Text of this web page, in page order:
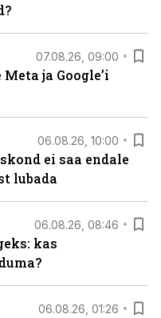
07.08.26, 09:00
ja Google’i
06.08.26, 10:00
ei saa endale
lubada
06.08.26, 08:46
kas
06.08.26, 01:26